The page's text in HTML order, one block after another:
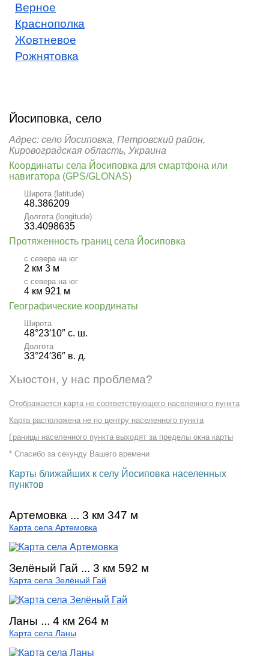
Верное
Краснополка
Жовтневое
Рожнятовка
Йосиповка, село
Адрес: село Йосиповка, Петровский район,
Кировоградская область, Украина
Координаты села Йосиповка для смартфона или
навигатора (GPS/GLONAS)
Широта (latitude)
48.386209
Долгота (longitude)
33.4098635
Протяженность границ села Йосиповка
с севера на юг
2 км 3 м
с севера на юг
4 км 921 м
Географические координаты
Широта
48°23′10″ с. ш.
Долгота
33°24′36″ в. д.
Хьюстон, у нас проблема?
Отображается карта не соответствующего населенного пункта
Карта расположена не по центру населенного пункта
Границы населенного пункта выходят за пределы окна карты
* Спасибо за секунду Вашего времени
Карты ближайших к селу Йосиповка населенных
пунктов
Артемовка ... 3 км 347 м
Карта села Артемовка
Зелёный Гай ... 3 км 592 м
Карта села Зелёный Гай
Ланы ... 4 км 264 м
Карта села Ланы